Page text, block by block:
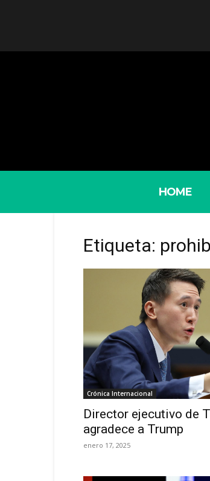
HOME
Etiqueta:
Crónica Internacional
Director ejecutivo de
agradece a Trump
enero 17, 2025